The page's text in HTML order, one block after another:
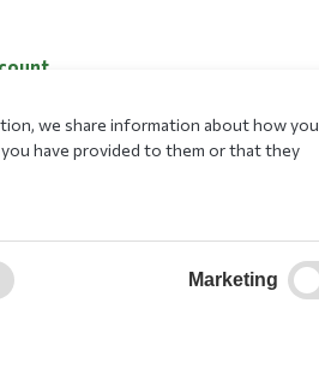
we share information about how you
have provided to them or that they
Marketing